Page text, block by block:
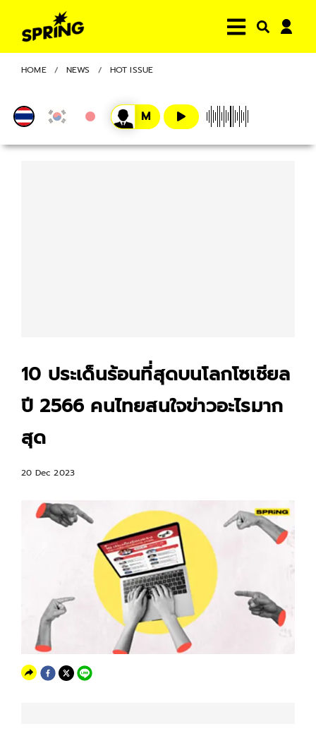
HOME NEWS HOT ISSUE
10 ประเด็นร้อนที่สุดบนโลกโซเชียล
ปี 2566 คนไทยสนใจข่าวอะไรมาก
สุด
20 Dec 2023